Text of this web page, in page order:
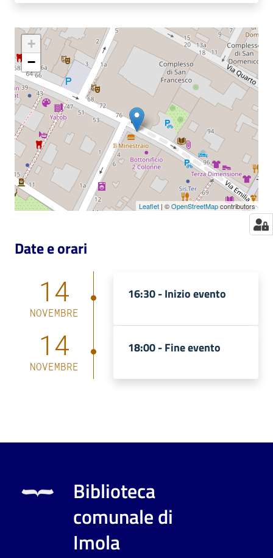
bibliotecario
Avvisi
Orari
+
−
Leaflet | ©OpenStreetMapcontributors
Date e orari
14
NOVEMBRE
16:30 -Inizio evento
14
NOVEMBRE
18:00 -Fine evento
Biblioteca
comunale di
Imola